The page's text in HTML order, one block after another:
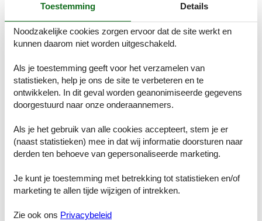
(Flatscreen TV), video en DVD. Kleine keuken (4-pits kookplaat,
oven, afwasmachine, magnetron) met eettafel. Douche, aparte WC.
Bovenverdieping: 1 kamer met 2 bedden (90 cm). 1 kamer met 1 2-
pers bed. (buitentrap), 1 kamer met 1 2-pers bed (1 x 140 cm,
kinderstoel, kinderbed tot 3 jaar. Internet (WiFi, gratis). Maximaal 1
huisdier/hond toegestaan.
Tregunc: Oude, historische cottage "Chaumiere Natelliou", van 2
verdiepingen. 2 km van het centrum van Tregunc, rustige ligging in
doodlopende weg. Voor alleengebruik: groot tuin met gazon en
bomen. Terras, tuinmeubelen, barbecue, parkeerplaats op het
terrein. Winkel 2 km, levensmiddelenwinkel 2 km, supermarkt 1.8
km, café 2 km, bushalte 1 km, zandstrand "Plage de Pouldohan"
2.4 km, overdekt zwembad 3.8 km, thermaalbad "Thalasso
Concarneau" 7 km. Jachthaven 6.4 km, golfterrein (18 holes) 14
het huis. Attracties in de buurt: Pont-Aven, Ville des Peintres 11 km,
Toestemming Details
Noodzakelijke cookies zorgen ervoor dat de site werkt en
kunnen daarom niet worden uitgeschakeld.
Als je toestemming geeft voor het verzamelen van
statistieken, help je ons de site te verbeteren en te
ontwikkelen. In dit geval worden geanonimiseerde gegevens
doorgestuurd naar onze onderaannemers.
Als je het gebruik van alle cookies accepteert, stem je er
(naast statistieken) mee in dat wij informatie doorsturen naar
derden ten behoeve van gepersonaliseerde marketing.
Je kunt je toestemming met betrekking tot statistieken en/of
marketing te allen tijde wijzigen of intrekken.
Zie ook ons Privacybeleid